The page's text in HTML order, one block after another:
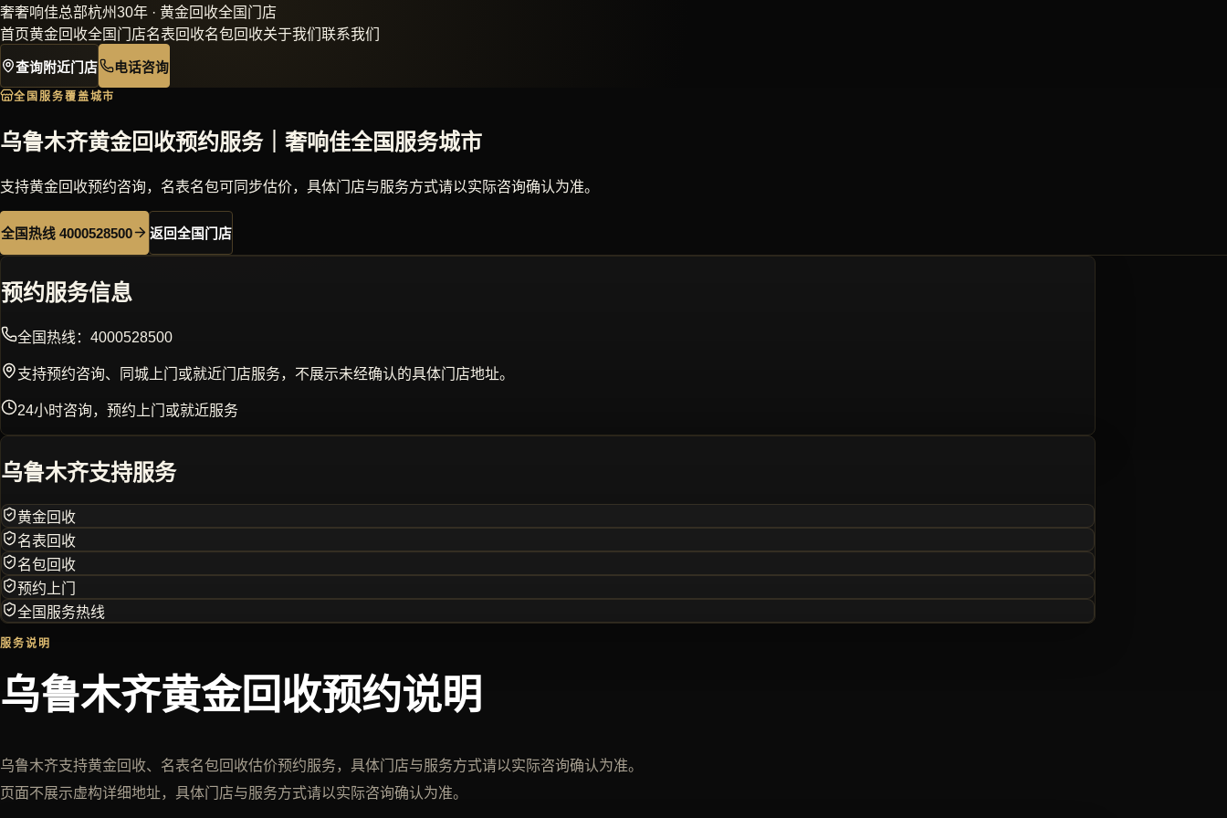
奢奢响佳总部杭州30年 · 黄金回收全国门店
首页黄金回收全国门店名表回收名包回收关于我们 联系我们
查询附近门店 电话咨询
全国服务覆盖城市
乌鲁木齐黄金回收预约服务｜奢响佳全国服务城市
支持黄金回收预约咨询，名表名包可同步估价，具体门店与服务方式请以实际咨询确认为准。
全国热线 4000528500 返回全国门店
预约服务信息
全国热线： 4000528500
支持预约咨询、同城上门或就近门店服务，不展示未经确认的具体门店地址。
24小时咨询，预约上门或就近服务
乌鲁木齐支持服务
黄金回收
名表回收
名包回收
预约上门
全国服务热线
服务说明
乌鲁木齐黄金回收预约说明
乌鲁木齐支持黄金回收、名表名包回收估价预约服务，具体门店与服务方式请以实际咨询确认为准。
页面不展示虚构详细地址，具体门店与服务方式请以实际咨询确认为准。